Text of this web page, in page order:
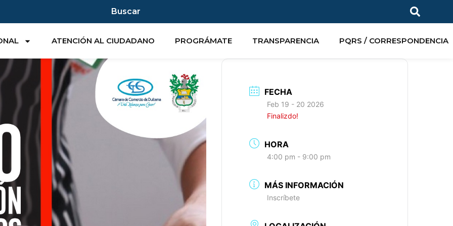
Buscar
ATENCIÓN AL CIUDADANO PROGRÁMATE TRANSPARENCIA PQRS / CORRESPONDENCIA
FECHA
Feb 19 - 20 2026
Finalizdo!
HORA
4:00 pm - 9:00 pm
MÁS INFORMACIÓN
Inscríbete